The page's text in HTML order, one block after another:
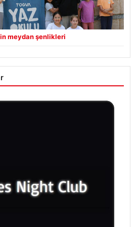
meydan şenlikleri